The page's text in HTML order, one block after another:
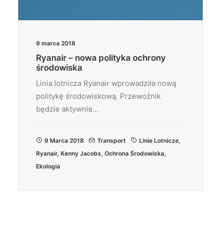
9 marca 2018
Ryanair – nowa polityka ochrony
środowiska
Linia lotnicza Ryanair wprowadziła nową
politykę środowiskową. Przewoźnik
będzie aktywnie…
9 Marca 2018 Transport Linie Lotnicze,
Ryanair, Kenny Jacobs, Ochrona Środowiska,
Ekologia